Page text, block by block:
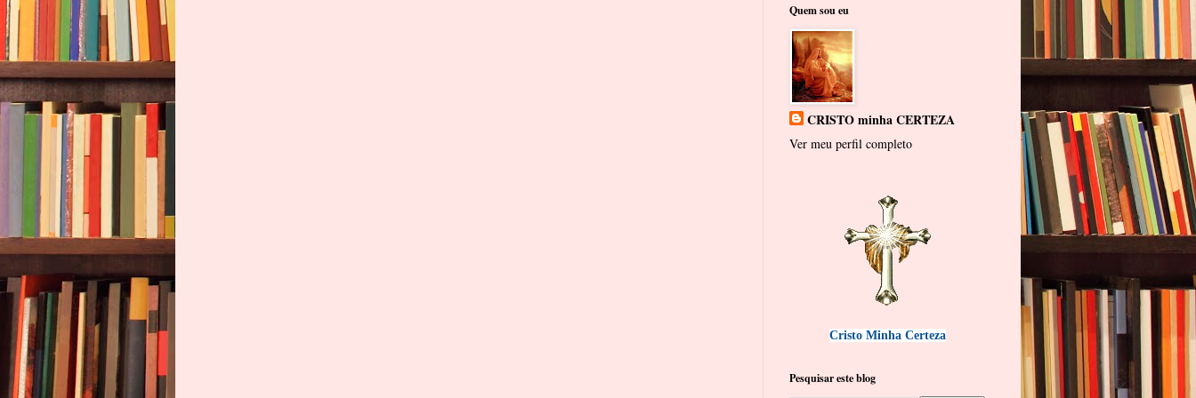
Quem sou eu
CRISTO minha CERTEZA
Ver meu perfil completo
Cristo Minha Certeza
Pesquisar este blog